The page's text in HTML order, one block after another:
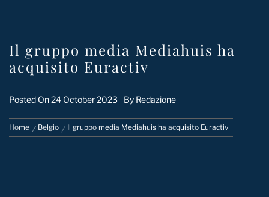
Il gruppo media Mediahuis ha
acquisito Euractiv
Posted On24 October 2023 By Redazione
Home Belgio Il gruppo media Mediahuis ha acquisito Euractiv